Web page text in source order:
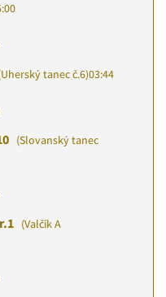
tanec č.6)03:44
(Slovanský tanec
(Valčík A